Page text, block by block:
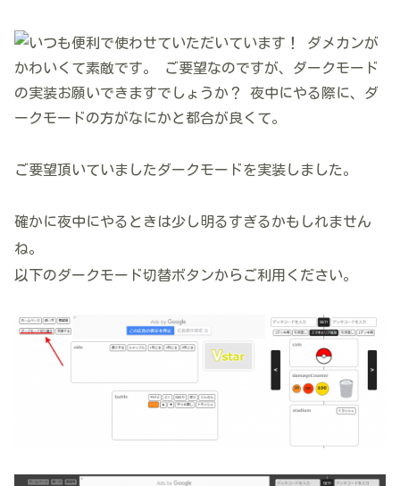
ご要望頂いていましたダークモードを実装しました。
確かに夜中にやるときは少し明るすぎるかもしれません
ね。
以下のダークモード切替ボタンからご利用ください。